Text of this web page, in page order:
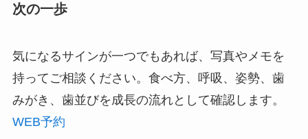
次の一歩
気になるサインが一つでもあれば、写真やメモを
持ってご相談ください。食べ方、呼吸、姿勢、歯
みがき、歯並びを成長の流れとして確認します。
WEB予約